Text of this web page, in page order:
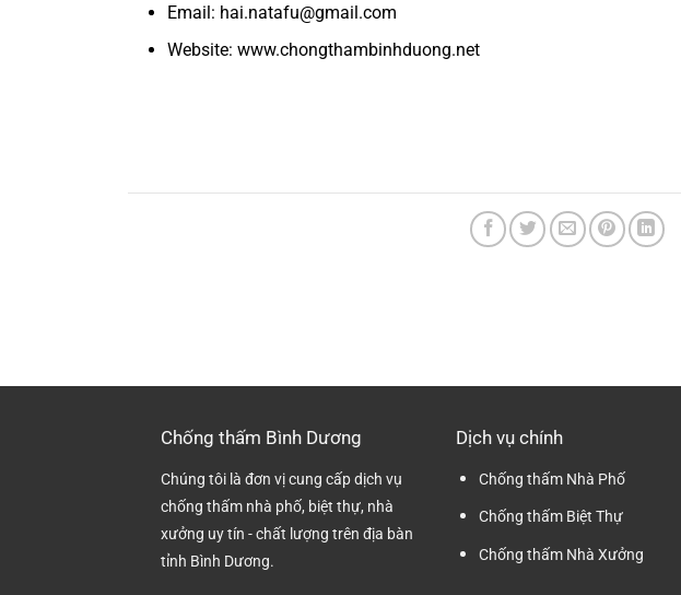
Email: hai.natafu@gmail.com
Website: www.chongthambinhduong.net
Chống thấm Bình Dương
Chúng tôi là đơn vị cung cấp dịch vụ
chống thấm nhà phố, biệt thự, nhà
xưởng uy tín - chất lượng trên địa bàn
tỉnh Bình Dương.
Dịch vụ chính
Chống thấm Nhà Phố
Chống thấm Biệt Thự
Chống thấm Nhà Xưởng